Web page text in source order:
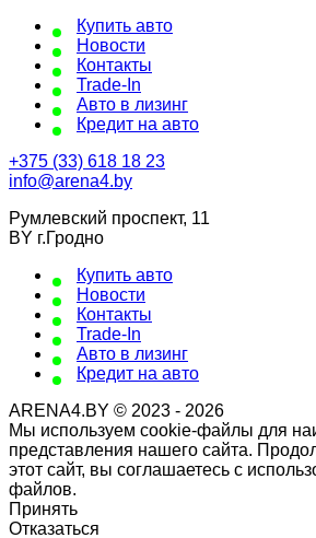
Купить авто
Новости
Контакты
Trade-In
Авто в лизинг
Кредит на авто
+375 (33) 618 18 23
info@arena4.by
Румлевский проспект, 11
BY г.Гродно
Купить авто
Новости
Контакты
Trade-In
Авто в лизинг
Кредит на авто
ARENA4.BY © 2023 - 2026
Мы используем cookie-файлы для
представления нашего сайта.
этот сайт, вы соглашаетесь с
файлов.
Принять
Отказаться